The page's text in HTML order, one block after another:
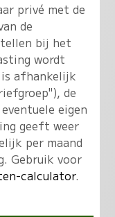
privé met de
de
bij het
wordt
afhankelijk
de
eigen
geeft weer
per maand
Gebruik voor
calculator.